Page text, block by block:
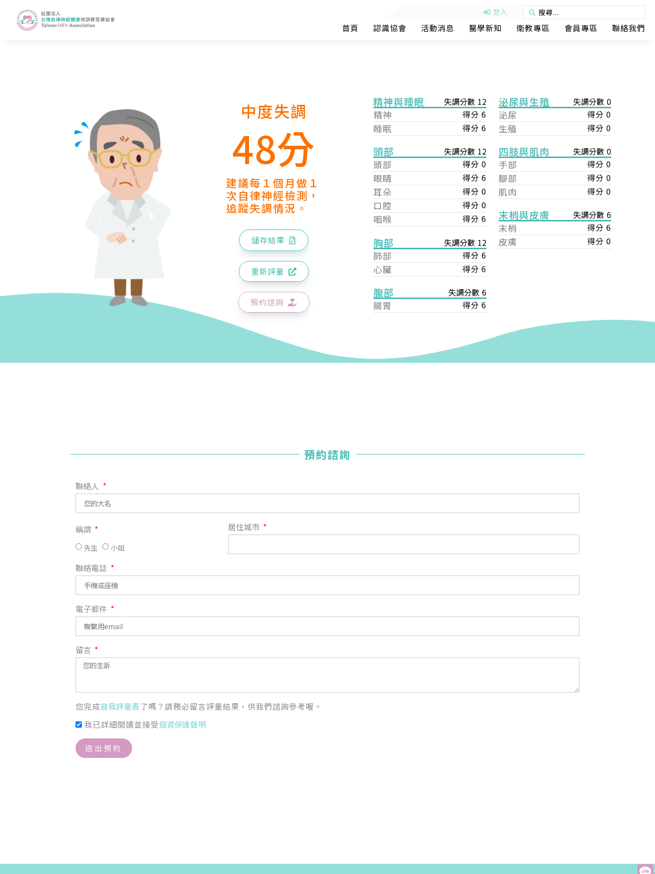
登入
首頁 認識協會 活動消息 醫學新知 衛教專區 會員專區 聯絡我們
中度失調
48分
建議每１個月做１
次自律神經檢測，
追蹤失調情況。
儲存結果
重新評量
預約諮詢
精神與睡眠 失調分數 12
精神 得分 6
睡眠 得分 6
頭部 失調分數 12
頭部 得分 0
眼睛 得分 6
耳朵 得分 0
口腔 得分 0
咽喉 得分 6
胸部 失調分數 12
肺部 得分 6
心臟 得分 6
腹部 失調分數 6
腸胃 得分 6
泌尿與生殖 失調分數 0
泌尿 得分 0
生殖 得分 0
四肢與肌肉 失調分數 0
手部 得分 0
腳部 得分 0
肌肉 得分 0
末梢與皮膚 失調分數 6
末梢 得分 6
皮膚 得分 0
預約諮詢
聯絡人
稱謂
先生 小姐
居住城市
聯絡電話
電子郵件
留言
您完成自我評量表了嗎？請務必留言評量結果，供我們諮詢參考喔。
我已詳細閱讀並接受個資保護聲明
送出預約
您好，您的會員申請，已成功送出，經本協會理事會審核
【會費】
入會費新臺幣1200元，於會員入會時繳納；常年會費1200
元，於每年度繳納。
戶名: 社團法人台灣自律神經健康培訓暨發展協會